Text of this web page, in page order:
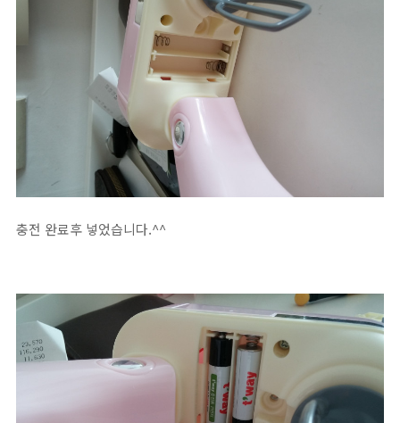
충전 완료후 넣었습니다.^^